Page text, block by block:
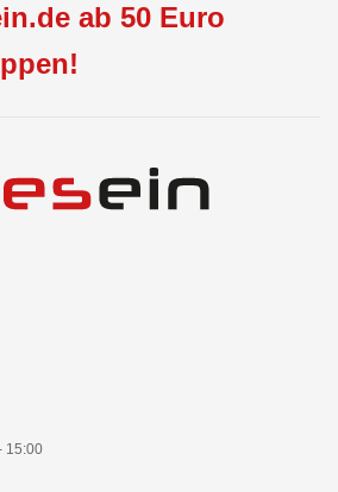
ab 50 Euro
15:00